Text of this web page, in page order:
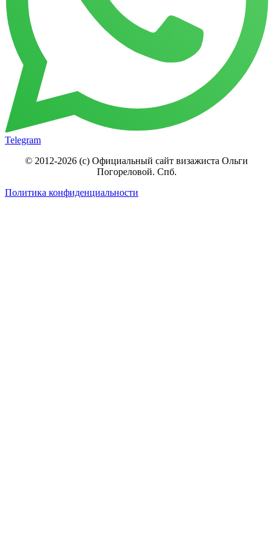
Telegram
© 2012-2026 (c) Официальный сайт визажиста Ольги
Погореловой. Спб.
Политика конфиденциальности